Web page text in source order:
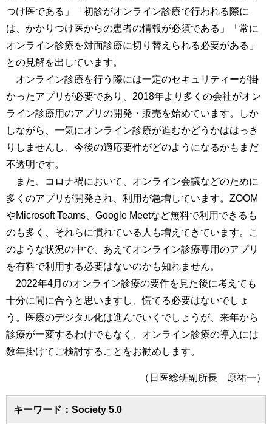
つけ医である」「初診がオンライン診療で行われる際に
は、かかりつけ医からの患者の情報が必須である」「常に
オンライン診療を対面診療に切り替えられる必要がある」
との見解を出しています。
オンライン診療を行う際には一定のセキュリティーが掛
かったアプリが必要であり、2018年より多くの会社がオン
ライン診療用のアプリの開発・販売を始めています。しか
しながら、一気にオンライン診療が進むかどうかははっき
りしませんし、今後の適応要件がどのようになるかもまだ
不透明です。
また、コロナ禍において、オンライン会議などのために
多くのアプリが開発され、利用が急増しています。ZOOM
やMicrosoft Teams、Google Meetなど無料で利用できるも
のも多く、それらに慣れている人も増えてきています。こ
のような状況の中で、あえてオンライン診療専用のアプリ
を有料で利用する必要はないのかも知れません。
2022年4月のオンライン診療の要件を見た後に考えても
十分に間に合うと思いますし、慌てる必要はないでしょ
う。医療のデジタル化は進んでいくでしょうが、来年から
診療が一変するわけでもなく、オンライン診療の導入には
数年掛けてご検討することをお勧めします。
（日医総研副所長 原祐一）
キーワード：Society 5.0